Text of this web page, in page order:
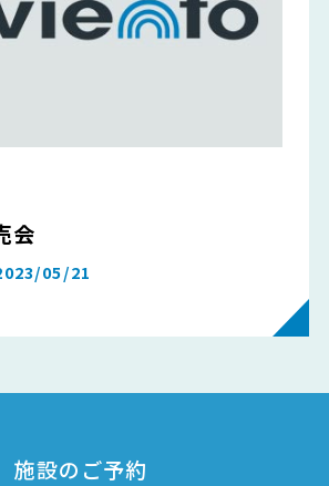
会
05/21
施設のご予約